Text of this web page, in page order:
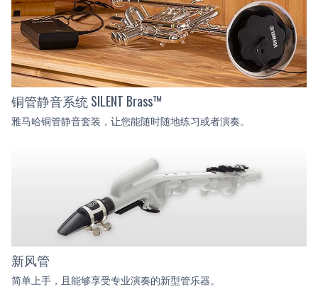
铜管静音系统 SILENT Brass™
雅马哈铜管静音套装，让您能随时随地练习或者演奏。
新风管
简单上手，且能够享受专业演奏的新型管乐器。